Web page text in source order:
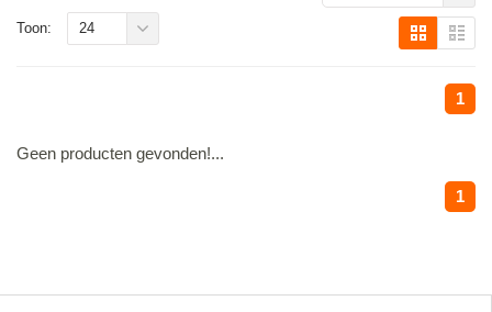
1
Toon: 24
Geen producten gevonden!...
1